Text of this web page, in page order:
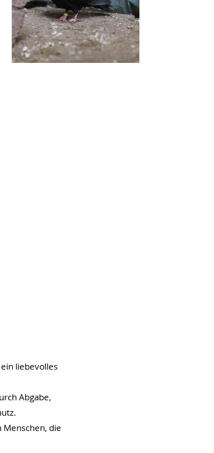
liebevolles
Abgabe,
Menschen, die